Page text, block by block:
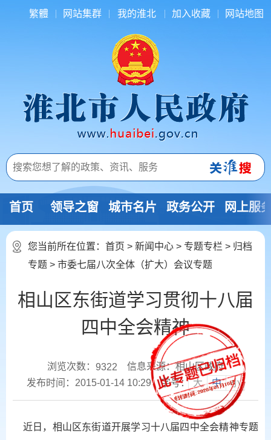
繁體 网站集群 我的淮北 加入收藏 网站地图
首页 领导之窗 城市名片 政务公开 网上服
您当前所在位置： 首页 > 新闻中心 > 专题专栏 > 归档
专题 > 市委七届八次全体（扩大）会议专题
相山区东街道学习贯彻十八届
四中全会精神
浏览次数： 9322
信息来源：相山区政府
发布时间：2015-01-14 10:29
字号： 大 中 小
近日，相山区东街道开展学习十八届四中全会精神专题